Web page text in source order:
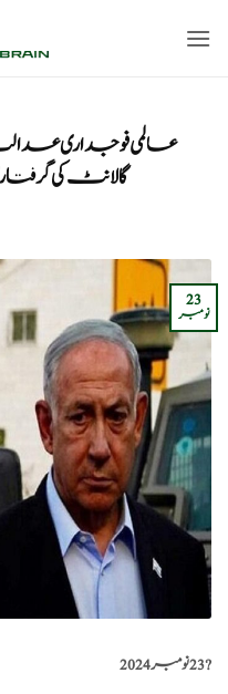
عالمی فوجداری
گالانٹ کی
23
نومبر
?️23 نومبر 2024